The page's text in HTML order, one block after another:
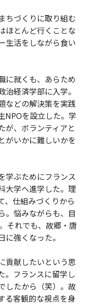
ちづくりに取り組む
ほとんど行くことな
生活をしながら食い
に就くも、あらため
経済学部に入学。
などの解決策を実践
NPOを設立した。学
が、ボランティアと
がいかに難しいかを
学ぶためにフランス
大学へ進学した。理
、仕組みづくりから
。悩みながらも、目
それでも、故郷・唐
強くなった。
貢献したいという思
。フランスに留学し
したから（笑）。故
る客観的な視点を身